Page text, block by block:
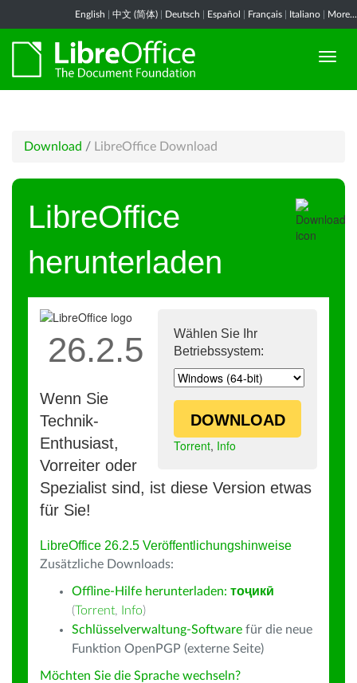
English 中文 (简体) Deutsch Español Français Italiano More...
Download / LibreOffice Download
LibreOffice
herunterladen
Wählen Sie Ihr
Betriebssystem:
DOWNLOAD
Torrent, Info
26.2.5
Wenn Sie
Technik-
Enthusiast,
Vorreiter oder
Spezialist sind, ist diese Version etwas
für Sie!
LibreOffice 26.2.5 Veröffentlichungshinweise
Zusätzliche Downloads:
Offline-Hilfe herunterladen: тоҷикӣ
(Torrent, Info)
Schlüsselverwaltung-Software für die neue
Funktion OpenPGP (externe Seite)
Möchten Sie die Sprache wechseln?